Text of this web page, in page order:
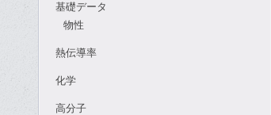
基礎データ
物性
熱伝導率
化学
高分子